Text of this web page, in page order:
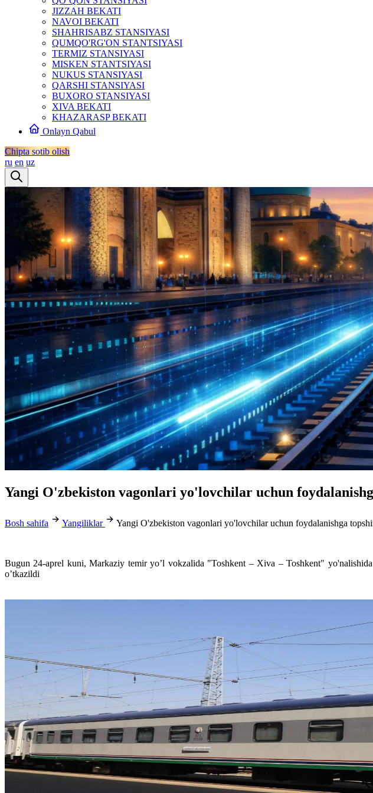
JIZZAH BEKATI
NAVOI BEKATI
SHAHRISABZ STANSIYASI
QUMQO'RG'ON STANTSIYASI
TERMIZ STANSIYASI
MISKEN STANTSIYASI
NUKUS STANSIYASI
QARSHI STANSIYASI
BUXORO STANSIYASI
XIVA BEKATI
KHAZARASP BEKATI
Onlayn Qabul
Chipta sotib olish
ru en uz
Yangi O'zbekiston vagonlari yo'lovchilar uchun
Bosh sahifa Yangiliklar Yangi O'zbekiston vagonlari yo'lovchilar uchun foydalanishga
Bugun 24-aprel kuni, Markaziy temir yo’l vokzalida "Toshkent – Xiva – Toshkent"
o’tkazildi